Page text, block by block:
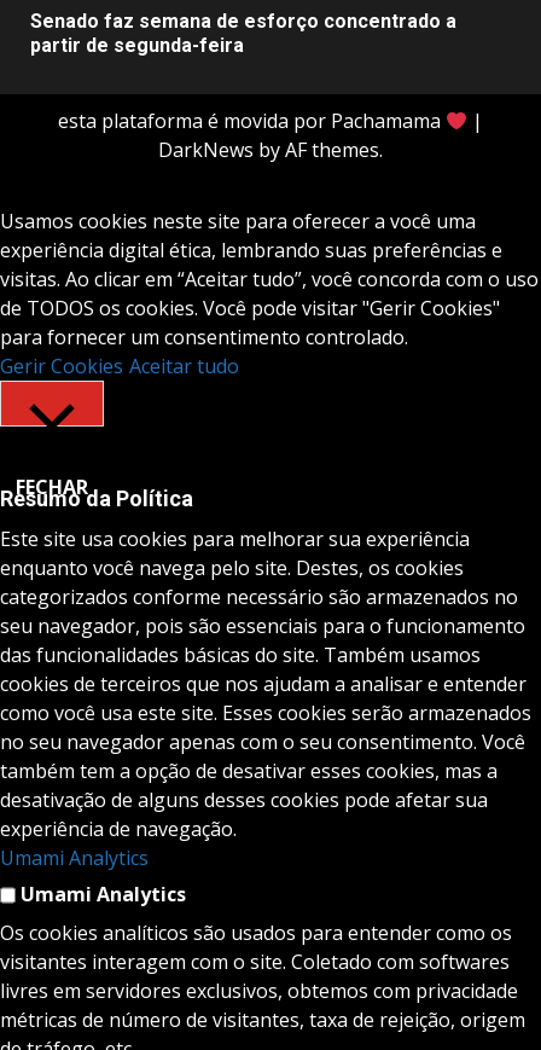
Senado faz semana de esforço concentrado a
partir de segunda-feira
esta plataforma é movida por Pachamama
|
DarkNews by AF themes.
Usamos cookies neste site para oferecer a você uma
experiência digital ética, lembrando suas preferências e
visitas. Ao clicar em “Aceitar tudo”, você concorda com o uso
de TODOS os cookies. Você pode visitar "Gerir Cookies"
para fornecer um consentimento controlado.
Gerir Cookies Aceitar tudo
FECHAR
Resumo da Política
Este site usa cookies para melhorar sua experiência
enquanto você navega pelo site. Destes, os cookies
categorizados conforme necessário são armazenados no
seu navegador, pois são essenciais para o funcionamento
das funcionalidades básicas do site. Também usamos
cookies de terceiros que nos ajudam a analisar e entender
como você usa este site. Esses cookies serão armazenados
no seu navegador apenas com o seu consentimento. Você
também tem a opção de desativar esses cookies, mas a
desativação de alguns desses cookies pode afetar sua
experiência de navegação.
Umami Analytics
Umami Analytics
Os cookies analíticos são usados para entender como os
visitantes interagem com o site. Coletado com softwares
livres em servidores exclusivos, obtemos com privacidade
métricas de número de visitantes, taxa de rejeição, origem